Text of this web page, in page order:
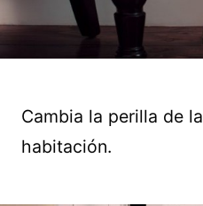
Cambia la perilla de
habitación.